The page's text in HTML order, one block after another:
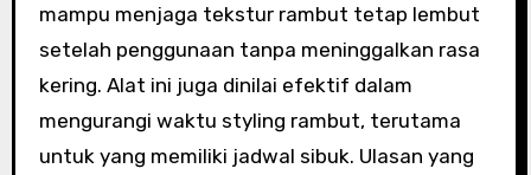
mampu menjaga tekstur rambut tetap lembut
setelah penggunaan tanpa meninggalkan rasa
kering. Alat ini juga dinilai efektif dalam
mengurangi waktu styling rambut, terutama
untuk yang memiliki jadwal sibuk. Ulasan yang